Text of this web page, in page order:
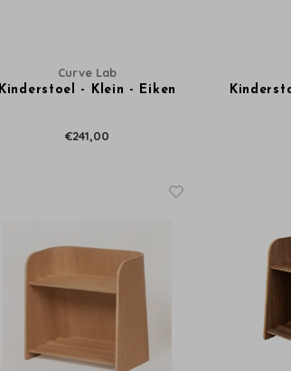
Curve Lab
Kinderstoel - Klein - Eiken
€241,00